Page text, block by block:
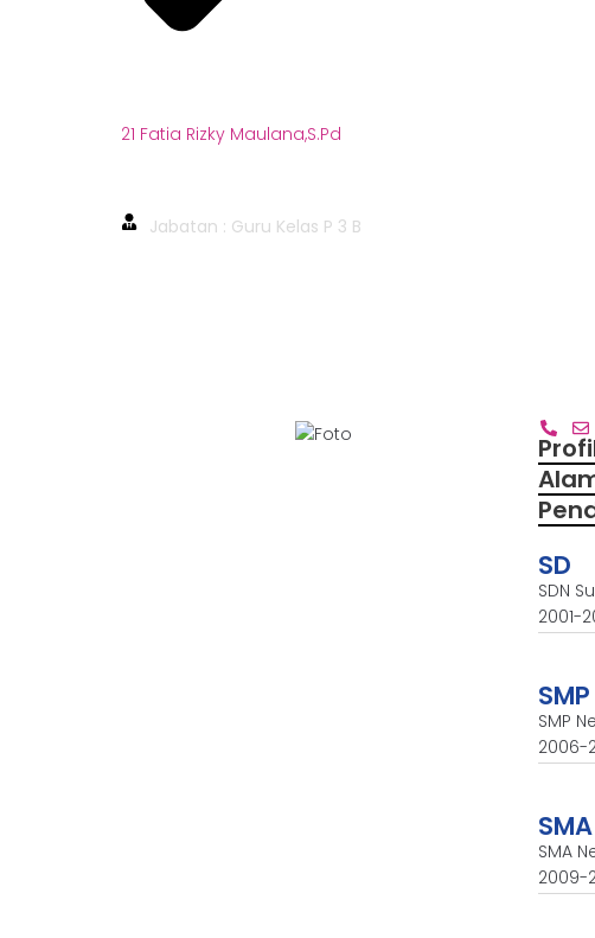
21 Fatia Rizky Maulana,S.Pd
Jabatan : Guru Kelas P 3 B
SD
SDN
2001-
SMP
SMP
2006-
SMA
SMA
2009-